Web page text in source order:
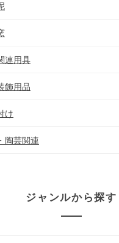
連用具
飾用品
け
陶芸関連
ジャンルから探す